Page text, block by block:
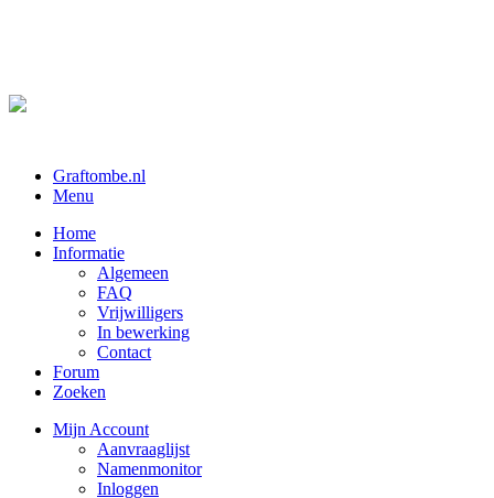
Graftombe.nl
Menu
Home
Informatie
Algemeen
FAQ
Vrijwilligers
In bewerking
Contact
Forum
Zoeken
Mijn Account
Aanvraaglijst
Namenmonitor
Inloggen